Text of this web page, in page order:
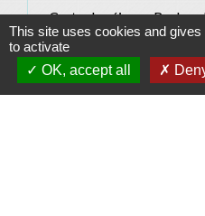
Carte de séjour -
d'entreprise
Étranger - Europe
Immatriculation à la
This site uses cookies and
to activate
OK, accept all